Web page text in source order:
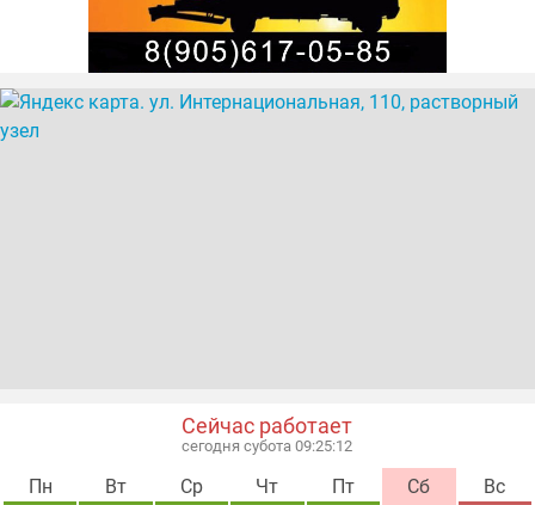
Сейчас работает
сегодня субота 09:25:12
Пн Вт Ср Чт Пт Сб Вс